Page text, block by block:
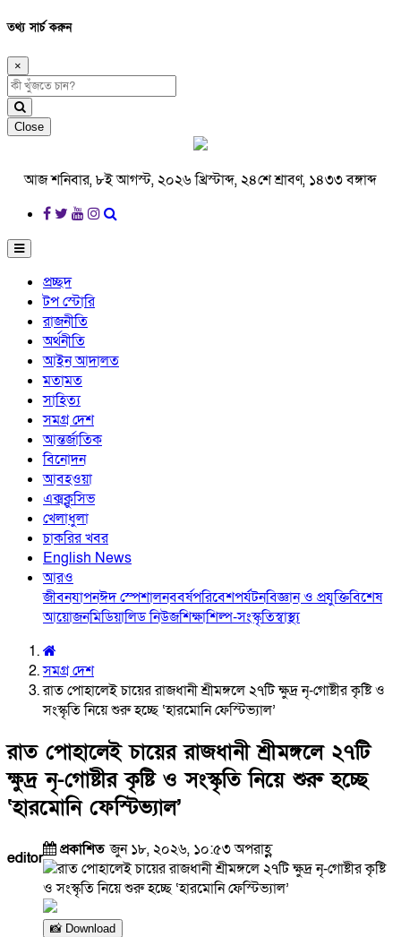
তথ্য সার্চ করুন
×
Close
আজ শনিবার, ৮ই আগস্ট, ২০২৬ খ্রিস্টাব্দ, ২৪শে শ্রাবণ, ১৪৩৩ বঙ্গাব্দ
প্রচ্ছদ
টপ স্টোরি
রাজনীতি
অর্থনীতি
আইন আদালত
মতামত
সাহিত্য
সমগ্র দেশ
আন্তর্জাতিক
বিনোদন
আবহওয়া
এক্সক্লুসিভ
খেলাধুলা
চাকরির খবর
English News
আরও
জীবনযাপনঈদ স্পেশালনববর্ষপরিবেশপর্যটনবিজ্ঞান ও প্রযুক্তিবিশেষ
আয়োজনমিডিয়ালিড নিউজশিক্ষাশিল্প-সংস্কৃতিস্বাস্থ্য
সমগ্র দেশ
রাত পোহালেই চায়ের রাজধানী শ্রীমঙ্গলে ২৭টি ক্ষুদ্র নৃ-গোষ্টীর কৃষ্টি ও
সংস্কৃতি নিয়ে শুরু হচ্ছে ‘হারমোনি ফেস্টিভ্যাল’
রাত পোহালেই চায়ের রাজধানী শ্রীমঙ্গলে ২৭টি
ক্ষুদ্র নৃ-গোষ্টীর কৃষ্টি ও সংস্কৃতি নিয়ে শুরু হচ্ছে
‘হারমোনি ফেস্টিভ্যাল’
editor প্রকাশিতজুন ১৮, ২০২৬, ১০:৫৩ অপরাহ্ণ
📸 Download